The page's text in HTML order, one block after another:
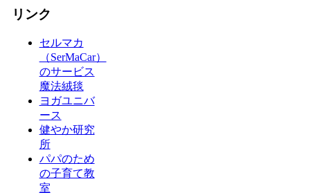
リンク
セルマカ
（SerMaCar）
のサービス
魔法絨毯
ヨガユニバ
ース
健やか研究
所
パパのため
の子育て教
室